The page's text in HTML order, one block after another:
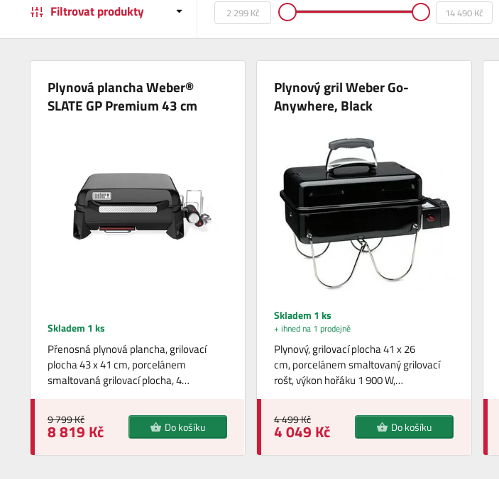
Filtrovat produkty
Plynová plancha Weber®
SLATE GP Premium 43 cm
Skladem 1 ks
Přenosná plynová plancha, grilovací
plocha 43 x 41 cm, porcelánem
smaltovaná grilovací plocha, 4…
9 799 Kč
8 819 Kč Do košíku
Plynový gril Weber Go-
Anywhere, Black
Skladem 1 ks
+ ihned na 1 prodejně
Plynový, grilovací plocha 41 x 26
cm, porcelánem smaltovaný grilovací
rošt, výkon hořáku 1 900 W,…
4 499 Kč
4 049 Kč Do košíku